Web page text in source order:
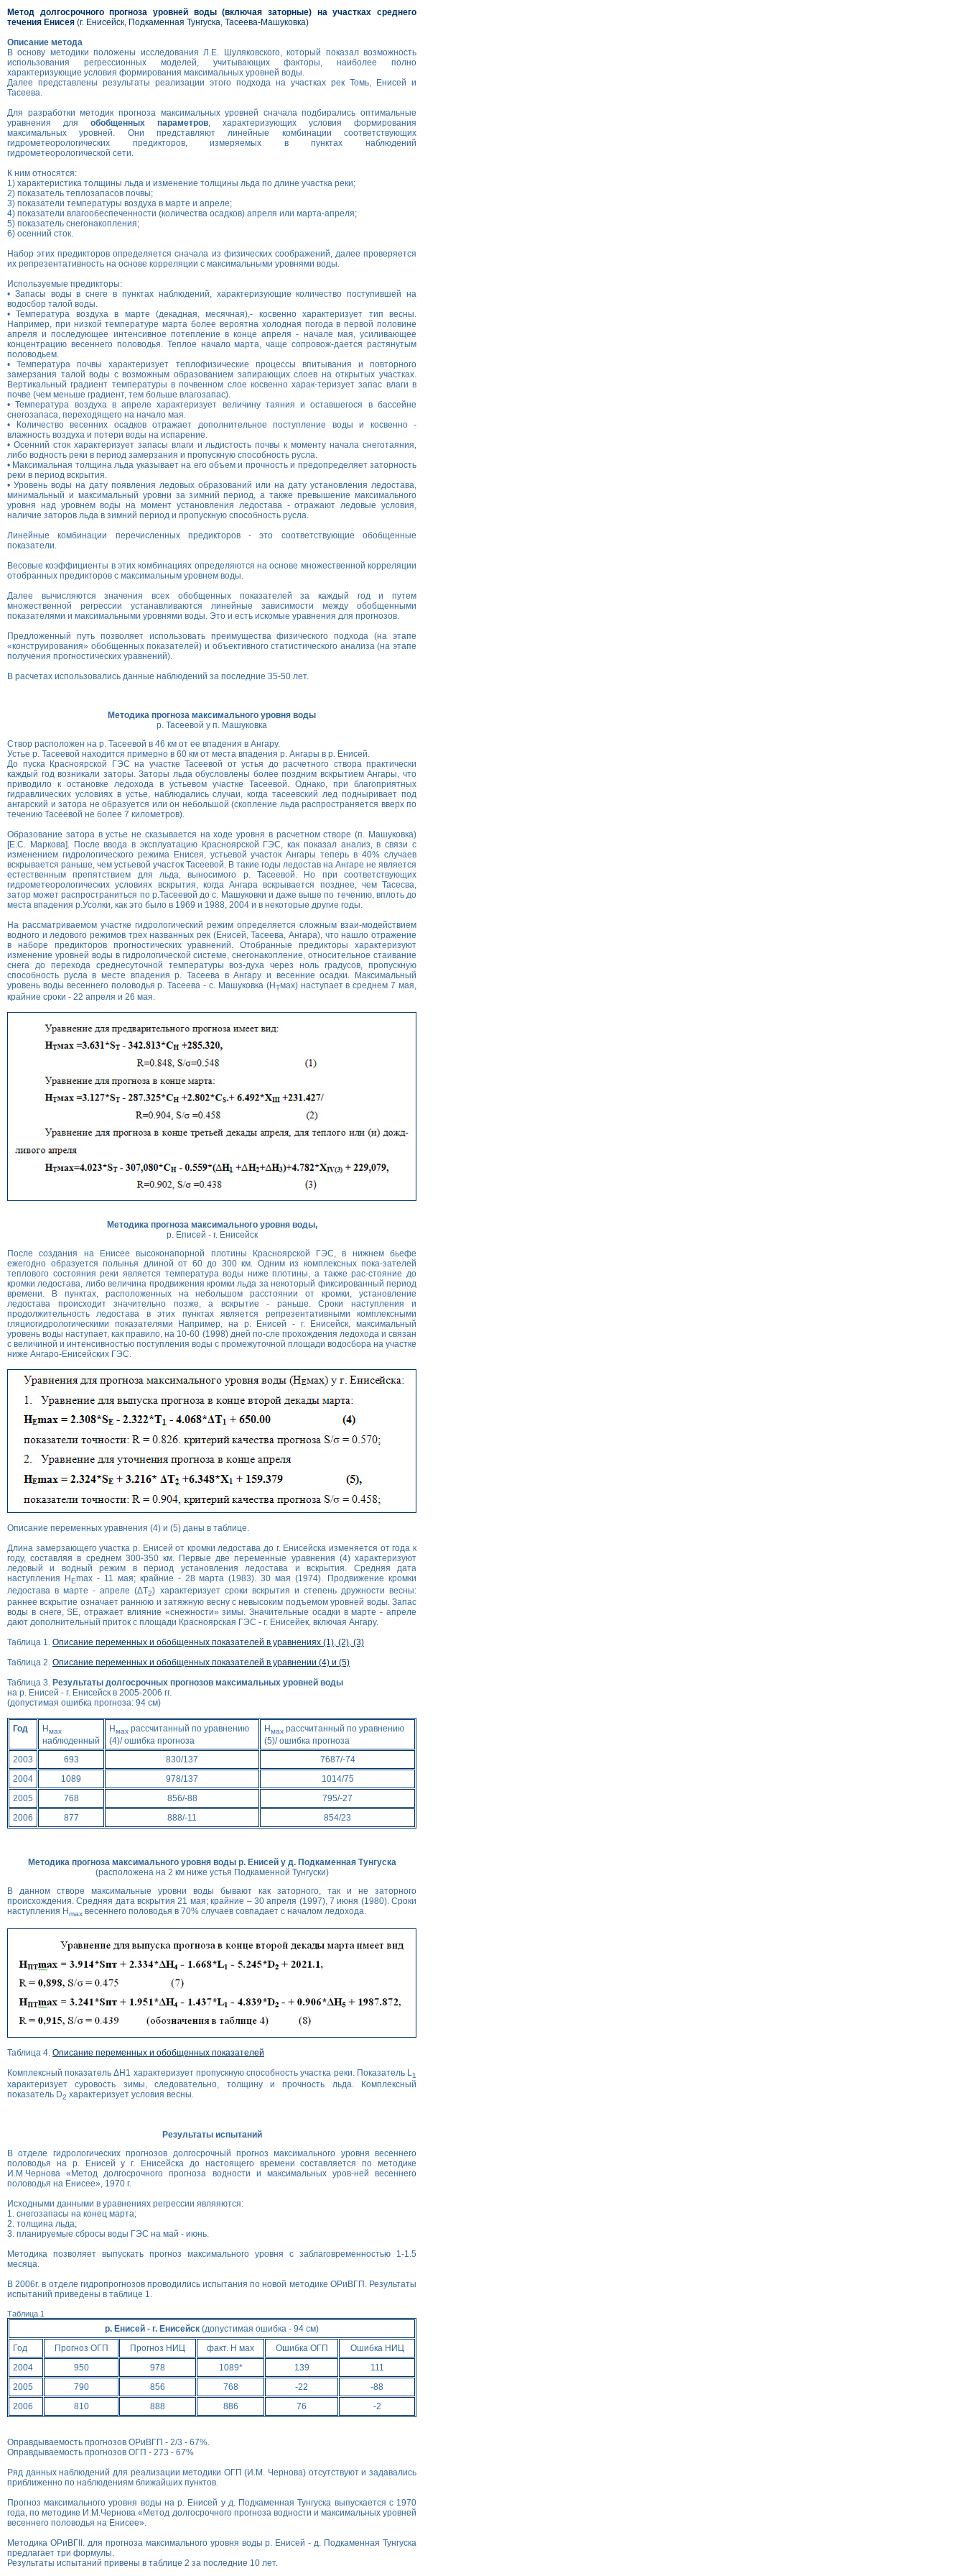
Метод долгосрочного прогноза уровней воды (включая заторные) на участках среднего
течения Енисея (г. Енисейск, Подкаменная Тунгуска, Тасеева-Машуковка)
Описание метода
В основу методики положены исследования Л.Е. Шуляковского, который показал возможность
использования регрессионных моделей, учитывающих факторы, наиболее полно
характеризующие условия формирования максимальных уровней воды.
Далее представлены результаты реализации этого подхода на участках рек Томь, Енисей и
Тасеева.
Для разработки методик прогноза максимальных уровней сначала подбирались оптимальные
уравнения для обобщенных параметров, характеризующих условия формирования
максимальных уровней. Они представляют линейные комбинации соответствующих
гидрометеорологических предикторов, измеряемых в пунктах наблюдений
гидрометеорологической сети.
К ним относятся:
1) характеристика толщины льда и изменение толщины льда по длине участка реки;
2) показатель теплозапасов почвы;
3) показатели температуры воздуха в марте и апреле;
4) показатели влагообеспеченности (количества осадков) апреля или марта-апреля;
5) показатель снегонакопления;
6) осенний сток.
Набор этих предикторов определяется сначала из физических соображений, далее проверяется
их репрезентативность на основе корреляции с максимальными уровнями воды.
Используемые предикторы:
• Запасы воды в снеге в пунктах наблюдений, характеризующие количество поступившей на
водосбор талой воды.
• Температура воздуха в марте (декадная, месячная),- косвенно характеризует тип весны.
Например, при низкой температуре марта более вероятна холодная погода в первой половине
апреля и последующее интенсивное потепление в конце апреля - начале мая, усиливающее
концентрацию весеннего половодья. Теплое начало марта, чаще сопровож-дается растянутым
половодьем.
• Температура почвы характеризует теплофизические процессы впитывания и повторного
замерзания талой воды с возможным образованием запирающих слоев на открытых участках.
Вертикальный градиент температуры в почвенном слое косвенно харак-теризует запас влаги в
почве (чем меньше градиент, тем больше влагозапас).
• Температура воздуха в апреле характеризует величину таяния и оставшегося в бассейне
снегозапаса, переходящего на начало мая.
• Количество весенних осадков отражает дополнительное поступление воды и косвенно -
влажность воздуха и потери воды на испарение.
• Осенний сток характеризует запасы влаги и льдистость почвы к моменту начала снеготаяния,
либо водность реки в период замерзания и пропускную способность русла.
• Максимальная толщина льда указывает на его объем и прочность и предопределяет заторность
реки в период вскрытия.
• Уровень воды на дату появления ледовых образований или на дату установления ледостава,
минимальный и максимальный уровни за зимний период, а также превышение максимального
уровня над уровнем воды на момент установления ледостава - отражают ледовые условия,
наличие заторов льда в зимний период и пропускную способность русла.
Линейные комбинации перечисленных предикторов - это соответствующие обобщенные
показатели.
Весовые коэффициенты в этих комбинациях определяются на основе множественной корреляции
отобранных предикторов с максимальным уровнем воды.
Далее вычисляются значения всех обобщенных показателей за каждый год и путем
множественной регрессии устанавливаются линейные зависимости между обобщенными
показателями и максимальными уровнями воды. Это и есть искомые уравнения для прогнозов.
Предложенный путь позволяет использовать преимущества физического подхода (на этапе
«конструирования» обобщенных показателей) и объективного статистического анализа (на этапе
получения прогностических уравнений).
В расчетах использовались данные наблюдений за последние 35-50 лет.
Методика прогноза максимального уровня воды
р. Тасеевой у п. Машуковка
Створ расположен на р. Тасеевой в 46 км от ее впадения в Ангару.
Устье р. Тасеевой находится примерно в 60 км от места впадения р. Ангары в р. Енисей.
До пуска Красноярской ГЭС на участке Тасеевой от устья до расчетного створа практически
каждый год возникали заторы. Заторы льда обусловлены более поздним вскрытием Ангары, что
приводило к остановке ледохода в устьевом участке Тасеевой. Однако, при благоприятных
гидравлических условиях в устье, наблюдались случаи, когда тасеевский лед подныривает под
ангарский и затора не образуется или он небольшой (скопление льда распространяется вверх по
течению Тасеевой не более 7 километров).
Образование затора в устье не сказывается на ходе уровня в расчетном створе (п. Машуковка)
[Е.С. Маркова]. После ввода в эксплуатацию Красноярской ГЭС, как показал анализ, в связи с
изменением гидрологического режима Енисея, устьевой участок Ангары теперь в 40% случаев
вскрывается раньше, чем устьевой участок Тасеевой. В такие годы ледостав на Ангаре не является
естественным препятствием для льда, выносимого р. Тасеевой. Но при соответствующих
гидрометеорологических условиях вскрытия, когда Ангара вскрывается позднее, чем Тасесва,
затор может распространиться по р.Тасеевой до с. Машуковки и даже выше по течению, вплоть до
места впадения р.Усолки, как это было в 1969 и 1988, 2004 и в некоторые другие годы.
На рассматриваемом участке гидрологический режим определяется сложным взаи-модействием
водного и ледового режимов трех названных рек (Енисей, Тасеева, Ангара), что нашло отражение
в наборе предикторов прогностических уравнений. Отобранные предикторы характеризуют
изменение уровней воды в гидрологической системе, снегонакопление, относительное стаивание
снега до перехода среднесуточной температуры воз-духа через ноль градусов, пропускную
способность русла в месте впадения р. Тасеева в Ангару и весенние осадки. Максимальный
уровень воды весеннего половодья р. Тасеева - с. Машуковка (НТмах) наступает в среднем 7 мая,
крайние сроки - 22 апреля и 26 мая.
Методика прогноза максимального уровня воды,
р. Еписей - г. Енисейск
После создания на Енисее высоконапорной плотины Красноярской ГЭС, в нижнем бьефе
ежегодно образуется полынья длиной от 60 до 300 км. Одним из комплексных пока-зателей
теплового состояния реки является температура воды ниже плотины, а также рас-стояние до
кромки ледостава, либо величина продвижения кромки льда за некоторый фиксированный период
времени. В пунктах, расположенных на небольшом расстоянии от кромки, установление
ледостава происходит значительно позже, а вскрытие - раньше. Сроки наступления и
продолжительность ледостава в этих пунктах является репрезентативными комплексными
гляциогидрологическими показателями Например, на р. Енисей - г. Енисейск, максимальный
уровень воды наступает, как правило, на 10-60 (1998) дней по-сле прохождения ледохода и связан
с величиной и интенсивностью поступления воды с промежуточной площади водосбора на участке
ниже Ангаро-Енисейских ГЭС.
Описание переменных уравнения (4) и (5) даны в таблице.
Длина замерзающего участка р. Енисей от кромки ледостава до г. Енисейска изменяется от года к
году, составляя в среднем 300-350 км. Первые две переменные уравнения (4) характеризуют
ледовый и водный режим в период установления ледостава и вскрытия. Средняя дата
наступления Н Еmах - 11 мая; крайние - 28 марта (1983). 30 мая (1974). Продвижение кромки
ледостава в марте - апреле (ΔТ2) характеризует сроки вскрытия и степень дружности весны:
раннее вскрытие означает раннюю и затяжную весну с невысоким подъемом уровней воды. Запас
воды в снеге, SЕ, отражает влияние «снежности» зимы. Значительные осадки в марте - апреле
дают дополнительный приток с площади Красноярская ГЭС - г. Енисейек, включая Ангару.
Таблица 1. Описание переменных и обобщенных показателей в уравнениях (1), (2), (3)
Таблица 2. Описание переменных и обобщенных показателей в уравнении (4) и (5)
Таблица 3. Результаты долгосрочных прогнозов максимальных уровней воды
на р. Енисей - г. Енисейск в 2005-2006 гг.
(допустимая ошибка прогноза: 94 см)
Год Нмах
наблюденный
Нмах рассчитанный по уравнению
(4)/ ошибка прогноза
Нмах рассчитанный по уравнению
(5)/ ошибка прогноза
2003
693 830/137
7687/-74
2004
1089 978/137
1014/75
2005
768 856/-88
795/-27
2006
877 888/-11 854/23
Методика прогноза максимального уровня воды р. Енисей у д. Подкаменная Тунгуска
(расположена на 2 км ниже устья Подкаменной Тунгуски)
В данном створе максимальные уровни воды бывают как заторного, так и не заторного
происхождения. Средняя дата вскрытия 21 мая; крайние – 30 апреля (1997), 7 июня (1980). Сроки
наступления Нmах весеннего половодья в 70% случаев совпадает с началом ледохода.
Таблица 4. Описание переменных и обобщенных показателей
Комплексный показатель ΔН1 характеризует пропускную способность участка реки. Показатель L 1
характеризует суровость зимы, следовательно, толщину и прочность льда. Комплексный
показатель D2 характеризует условия весны.
Результаты испытаний
В отделе гидрологических прогнозов долгосрочный прогноз максимального уровня весеннего
половодья на р. Енисей у г. Енисейска до настоящего времени составляется по методике
И.М.Чернова «Метод долгосрочного прогноза водности и максимальных уров-ней весеннего
половодья на Енисее», 1970 г.
Исходными данными в уравнениях регрессии являяются:
1. снегозапасы на конец марта;
2. толщина льда;
3. планируемые сбросы воды ГЭС на май - июнь.
Методика позволяет выпускать прогноз максимального уровня с заблаговременностью 1-1.5
месяца.
В 2006г. в отделе гидропрогнозов проводились испытания по новой методике ОРиВГП. Результаты
испытаний приведены в таблице 1.
Таблица 1
р. Енисей - г. Енисейск (допустимая ошибка - 94 см)
Год
Прогноз ОГП Прогноз НИЦ факт. Н мах Ошибка ОГП
Ошибка НИЦ
2004
950 978 1089* 139
111
2005
790 856 768 -22
-88
2006
810 888 886 76 -2
Оправдываемость прогнозов ОРиВГП - 2/3 - 67%.
Оправдываемость прогнозов ОГП - 273 - 67%
Ряд данных наблюдений для реализации методики ОГП (И.М. Чернова) отсутствуют и задавались
приближенно по наблюдениям ближайших пунктов.
Прогноз максимального уровня воды на р. Енисей у д. Подкаменная Тунгуска выпускается с 1970
года, по методике И.М.Чернова «Метод долгосрочного прогноза водности и максимальных уровней
весеннего половодья на Енисее».
Методика ОРиВГII. для прогноза максимального уровня воды р. Енисей - д. Подкаменная Тунгуска
предлагает три формулы.
Результаты испытаний привены в таблице 2 за последние 10 лет.